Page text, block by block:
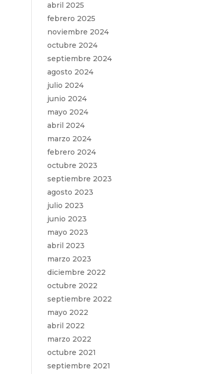
abril 2025
febrero 2025
noviembre 2024
octubre 2024
septiembre 2024
agosto 2024
julio 2024
junio 2024
mayo 2024
abril 2024
marzo 2024
febrero 2024
octubre 2023
septiembre 2023
agosto 2023
julio 2023
junio 2023
mayo 2023
abril 2023
marzo 2023
diciembre 2022
octubre 2022
septiembre 2022
mayo 2022
abril 2022
marzo 2022
octubre 2021
septiembre 2021